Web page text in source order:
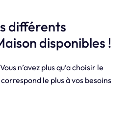
différents
disponibles !
n’avez plus qu’a choisir le
le plus à vos besoins